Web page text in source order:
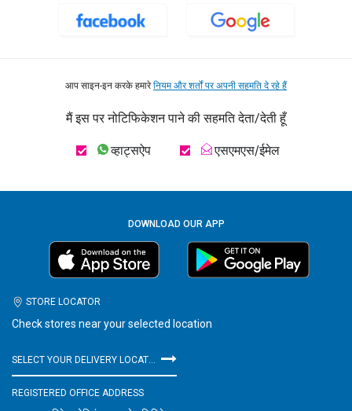
आप साइन-इन करके हमारेनियम और शर्तों पर अपनी सहमति दे रहे हैं
मैं इस पर नोटिफिकेशन पाने की सहमति देता/देती हूँ
व्हाट्सऐप एसएमएस/ईमेल
DOWNLOAD OUR APP
STORE LOCATOR
Check stores near your selected location
SELECT YOUR DELIVERY LOCATION
REGISTERED OFFICE ADDRESS